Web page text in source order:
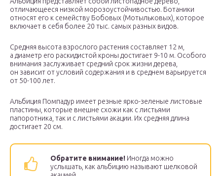
отличающееся низкой морозоустойчивостью. Ботаники
относят его к семейству Бобовых (Мотыльковых), которое
включает в себя более 20 тыс. самых разных видов.
Средняя высота взрослого растения составляет 12 м,
а диаметр его раскидистой кроны достигает 9-10 м. Особого
внимания заслуживает средний срок жизни дерева,
он зависит от условий содержания и в среднем варьируется
от 50-100 лет.
Альбиция Помпадур имеет резные ярко-зеленые листовые
пластины, которые внешне схожи как с листьями
папоротника, так и с листьями акации. Их средняя длина
достигает 20 см.
Обратите внимание! Иногда можно
услышать, как альбицию называют шелковой